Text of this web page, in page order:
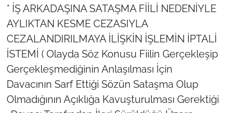
* İŞ ARKADAŞINA SATAŞMA FİİLİ NEDENİYLE
AYLIKTAN KESME CEZASIYLA
CEZALANDIRILMAYA İLİŞKİN İŞLEMİN İPTALİ
İSTEMİ ( Olayda Söz Konusu Fiilin Gerçekleşip
Gerçekleşmediğinin Anlaşılması İçin
Davacının Sarf Ettiği Sözün Sataşma Olup
Olmadığının Açıklığa Kavuşturulması Gerektiği